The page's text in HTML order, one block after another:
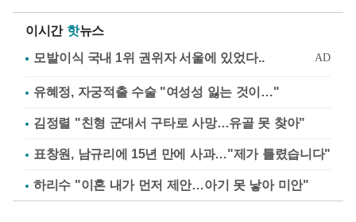
이시간 핫뉴스
유혜정, 자궁적출 수술 "여성성 잃는 것이…"
김정렬 "친형 군대서 구타로 사망…유골 못 찾아"
표창원, 남규리에 15년 만에 사과…"제가 틀렸습니다"
하리수 "이혼 내가 먼저 제안…아기 못 낳아 미안"